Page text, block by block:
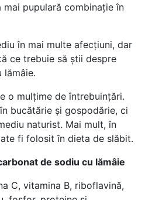
mai pupulară combinație în
în mai multe afecțiuni, dar
ce trebuie să știi despre
lămâie.
o mulțime de întrebuințări.
bucătărie și gospodărie, ci
naturist. Mai mult, în
fi folosit în dieta de slăbit.
de sodiu cu lămâie
C, vitamina B, riboflavină,